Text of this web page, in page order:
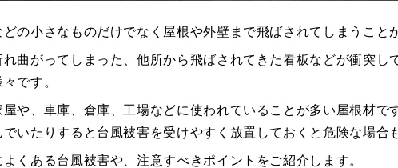
の小さなものだけでなく屋根や外壁まで飛ばされてしまうこと
曲がってしまった、他所から飛ばされてきた看板などが衝突し
です。
屋や、車庫、倉庫、工場などに使われていることが多い屋根材で
いたりすると台風被害を受けやすく放置しておくと危険な場合
くある台風被害や、注意すべきポイントをご紹介します。